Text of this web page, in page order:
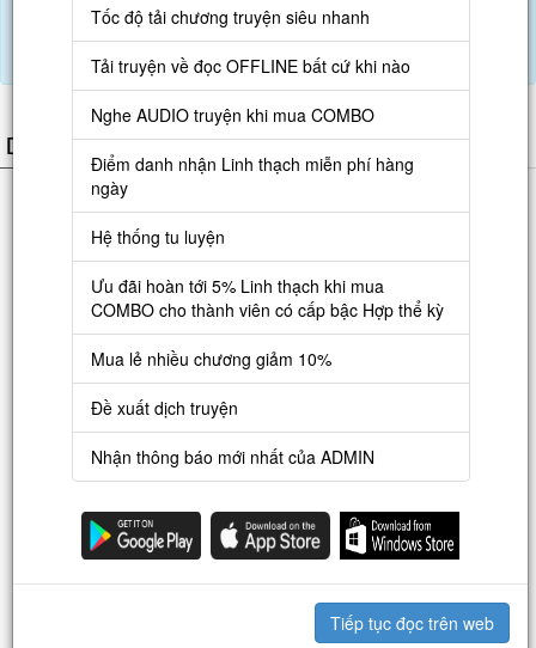
Bạn cần đăng nhập để sử dụng mua combo
DANH SÁCH CHƯƠNG
Chương 1: Trương Vinh Phương
Chương 2 : Trong Thanh Hòa Cung
Chương 3: Mở ra hệ thống
Chương 4: Cảm nhận được một chút nguy hiểm
Chương 5: Khó quá, bỏ qua
Chương 6: Tiêu Thanh Anh
Chương 7: Quy định cực kỳ nghiêm ngặt
Chương 8: Một cái tên lọt vào tai
Tốc độ tải chương truyện siêu nhanh
Tải truyện về đọc OFFLINE bất cứ khi nào
Nghe AUDIO truyện khi mua COMBO
Điểm danh nhận Linh thạch miễn phí hàng
ngày
Hệ thống tu luyện
Ưu đãi hoàn tới 5% Linh thạch khi mua
COMBO cho thành viên có cấp bậc Hợp thể kỳ
Mua lẻ nhiều chương giảm 10%
Đề xuất dịch truyện
Nhận thông báo mới nhất của ADMIN
Tiếp tục đọc trên web